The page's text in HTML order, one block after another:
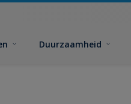
Duurzaamheid